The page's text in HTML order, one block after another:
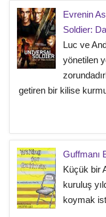
Evrenin
Soldier:
Luc ve
yönetilen
getiren bir kilise
Guffmanı
Küçük bir
kuruluş
koymak